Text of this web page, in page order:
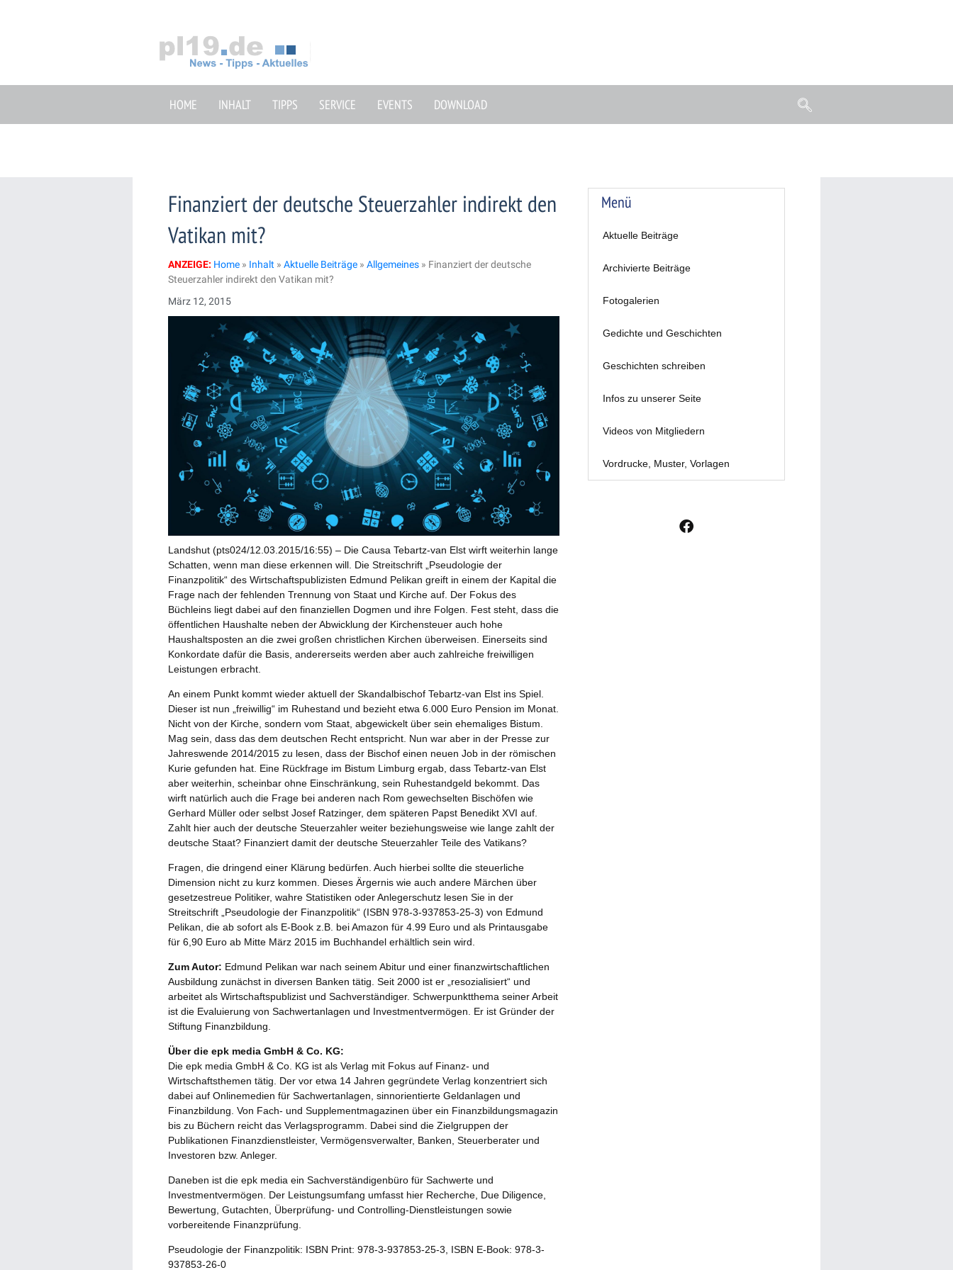
HOME INHALT TIPPS SERVICE EVENTS DOWNLOAD
Finanziert der deutsche Steuerzahler indirekt den
Vatikan mit?
ANZEIGE: Home » Inhalt » Aktuelle Beiträge » Allgemeines » Finanziert der deutsche
Steuerzahler indirekt den Vatikan mit?
März 12, 2015
Landshut (pts024/12.03.2015/16:55) – Die Causa Tebartz-van Elst wirft weiterhin lange
Schatten, wenn man diese erkennen will. Die Streitschrift „Pseudologie der
Finanzpolitik“ des Wirtschaftspublizisten Edmund Pelikan greift in einem der Kapital die
Frage nach der fehlenden Trennung von Staat und Kirche auf. Der Fokus des
Büchleins liegt dabei auf den finanziellen Dogmen und ihre Folgen. Fest steht, dass die
öffentlichen Haushalte neben der Abwicklung der Kirchensteuer auch hohe
Haushaltsposten an die zwei großen christlichen Kirchen überweisen. Einerseits sind
Konkordate dafür die Basis, andererseits werden aber auch zahlreiche freiwilligen
Leistungen erbracht.
An einem Punkt kommt wieder aktuell der Skandalbischof Tebartz-van Elst ins Spiel.
Dieser ist nun „freiwillig“ im Ruhestand und bezieht etwa 6.000 Euro Pension im Monat.
Nicht von der Kirche, sondern vom Staat, abgewickelt über sein ehemaliges Bistum.
Mag sein, dass das dem deutschen Recht entspricht. Nun war aber in der Presse zur
Jahreswende 2014/2015 zu lesen, dass der Bischof einen neuen Job in der römischen
Kurie gefunden hat. Eine Rückfrage im Bistum Limburg ergab, dass Tebartz-van Elst
aber weiterhin, scheinbar ohne Einschränkung, sein Ruhestandgeld bekommt. Das
wirft natürlich auch die Frage bei anderen nach Rom gewechselten Bischöfen wie
Gerhard Müller oder selbst Josef Ratzinger, dem späteren Papst Benedikt XVI auf.
Zahlt hier auch der deutsche Steuerzahler weiter beziehungsweise wie lange zahlt der
deutsche Staat? Finanziert damit der deutsche Steuerzahler Teile des Vatikans?
Fragen, die dringend einer Klärung bedürfen. Auch hierbei sollte die steuerliche
Dimension nicht zu kurz kommen. Dieses Ärgernis wie auch andere Märchen über
gesetzestreue Politiker, wahre Statistiken oder Anlegerschutz lesen Sie in der
Streitschrift „Pseudologie der Finanzpolitik“ (ISBN 978-3-937853-25-3) von Edmund
Pelikan, die ab sofort als E-Book z.B. bei Amazon für 4.99 Euro und als Printausgabe
für 6,90 Euro ab Mitte März 2015 im Buchhandel erhältlich sein wird.
Zum Autor: Edmund Pelikan war nach seinem Abitur und einer finanzwirtschaftlichen
Ausbildung zunächst in diversen Banken tätig. Seit 2000 ist er „resozialisiert“ und
arbeitet als Wirtschaftspublizist und Sachverständiger. Schwerpunktthema seiner Arbeit
ist die Evaluierung von Sachwertanlagen und Investmentvermögen. Er ist Gründer der
Stiftung Finanzbildung.
Über die epk media GmbH & Co. KG:
Die epk media GmbH & Co. KG ist als Verlag mit Fokus auf Finanz- und
Wirtschaftsthemen tätig. Der vor etwa 14 Jahren gegründete Verlag konzentriert sich
dabei auf Onlinemedien für Sachwertanlagen, sinnorientierte Geldanlagen und
Finanzbildung. Von Fach- und Supplementmagazinen über ein Finanzbildungsmagazin
bis zu Büchern reicht das Verlagsprogramm. Dabei sind die Zielgruppen der
Publikationen Finanzdienstleister, Vermögensverwalter, Banken, Steuerberater und
Investoren bzw. Anleger.
Daneben ist die epk media ein Sachverständigenbüro für Sachwerte und
Investmentvermögen. Der Leistungsumfang umfasst hier Recherche, Due Diligence,
Bewertung, Gutachten, Überprüfung- und Controlling-Dienstleistungen sowie
vorbereitende Finanzprüfung.
Pseudologie der Finanzpolitik: ISBN Print: 978-3-937853-25-3, ISBN E-Book: 978-3-
937853-26-0
Menü
Aktuelle Beiträge
Archivierte Beiträge
Fotogalerien
Gedichte und Geschichten
Geschichten schreiben
Infos zu unserer Seite
Videos von Mitgliedern
Vordrucke, Muster, Vorlagen
F
a